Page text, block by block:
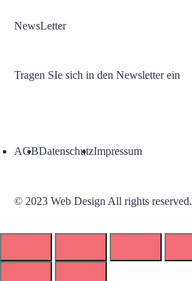
NewsLetter
Tragen SIe sich in den Newsletter ein
AGBDatenschutzImpressum
© 2023 Web Design All rights reserved.